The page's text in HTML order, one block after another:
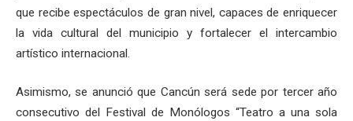
que recibe espectáculos de gran nivel, capaces de enriquecer
la vida cultural del municipio y fortalecer el intercambio
artístico internacional.
Asimismo, se anunció que Cancún será sede por tercer año
consecutivo del Festival de Monólogos “Teatro a una sola